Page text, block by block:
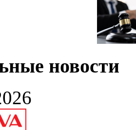
новости